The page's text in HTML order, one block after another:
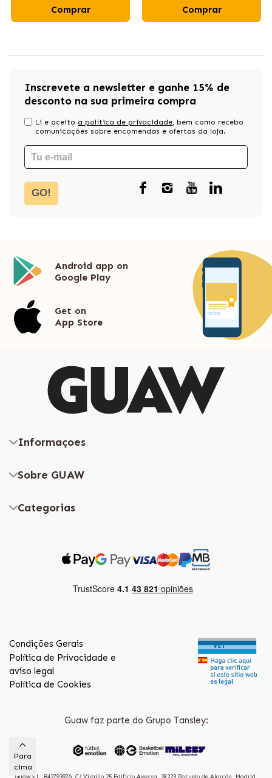
Comprar Comprar
Inscrevete a newsletter e ganhe 15% de
desconto na sua primeira compra
Li e aceito a política de privacidade, bem como recebo
comunicações sobre encomendas e ofertas da loja.
GO!
Android app on
Google Play
Get on
App Store
Informaçoes
Sobre GUAW
Categorias
Condições Gerais
Política de Privacidade e
aviso legal
Política de Cookies
Guaw faz parte do Grupo Tansley:
Para
cima